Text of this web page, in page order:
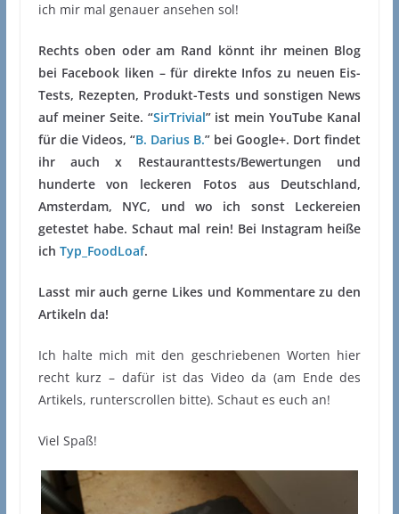
ich mir mal genauer ansehen sol!
Rechts oben oder am Rand könnt ihr meinen Blog
bei Facebook liken – für direkte Infos zu neuen Eis-
Tests, Rezepten, Produkt-Tests und sonstigen News
auf meiner Seite. “SirTrivial” ist mein YouTube Kanal
für die Videos, “B. Darius B.” bei Google+. Dort findet
ihr auch x Restauranttests/Bewertungen und
hunderte von leckeren Fotos aus Deutschland,
Amsterdam, NYC, und wo ich sonst Leckereien
getestet habe. Schaut mal rein! Bei Instagram heiße
ich Typ_FoodLoaf.
Lasst mir auch gerne Likes und Kommentare zu den
Artikeln da!
Ich halte mich mit den geschriebenen Worten hier
recht kurz – dafür ist das Video da (am Ende des
Artikels, runterscrollen bitte). Schaut es euch an!
Viel Spaß!